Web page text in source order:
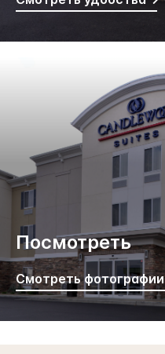
Посмотреть
Смотреть фотографии